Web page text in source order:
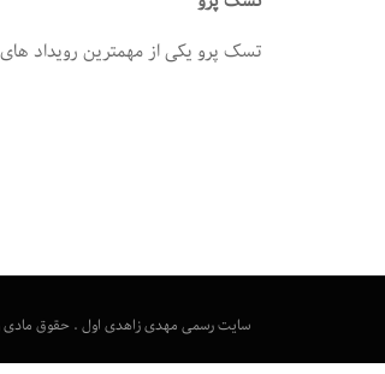
تسک پرو یکی از مهمترین رویداد های
سایت رسمی مهدی زاهدی اول . حقوق مادی